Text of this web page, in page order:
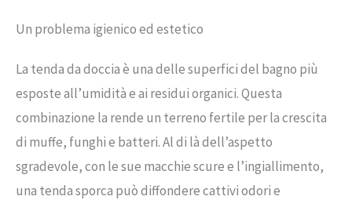
Un problema igienico ed estetico
La tenda da doccia è una delle superfici del bagno più
esposte all’umidità e ai residui organici. Questa
combinazione la rende un terreno fertile per la crescita
di muffe, funghi e batteri. Al di là dell’aspetto
sgradevole, con le sue macchie scure e l’ingiallimento,
una tenda sporca può diffondere cattivi odori e